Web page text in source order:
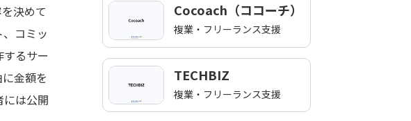
決めて
コミッ
るサー
金額を
は公開
Cocoach（ココーチ）
複業・フリーランス支援
TECHBIZ
複業・フリーランス支援